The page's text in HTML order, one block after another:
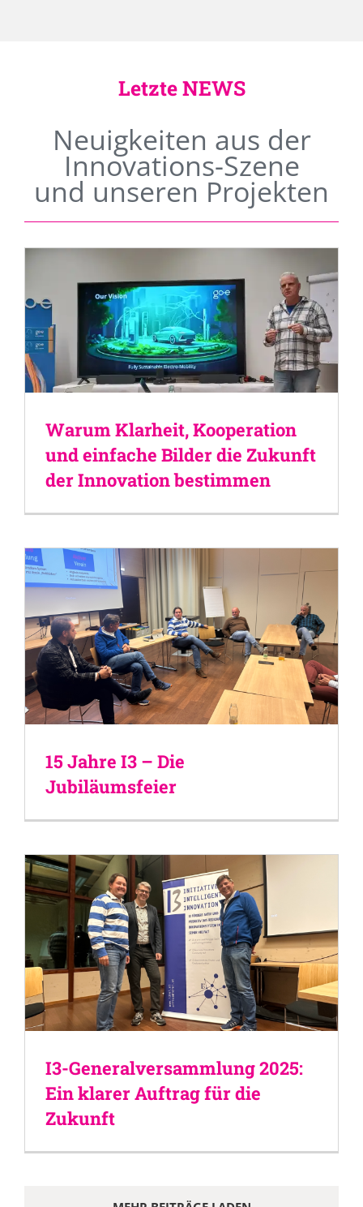
Letzte NEWS
Neuigkeiten aus der
Innovations-Szene
und unseren Projekten
Warum Klarheit, Kooperation
und einfache Bilder die Zukunft
der Innovation bestimmen
15 Jahre I3 – Die
Jubiläumsfeier
I3-Generalversammlung 2025:
Ein klarer Auftrag für die
Zukunft